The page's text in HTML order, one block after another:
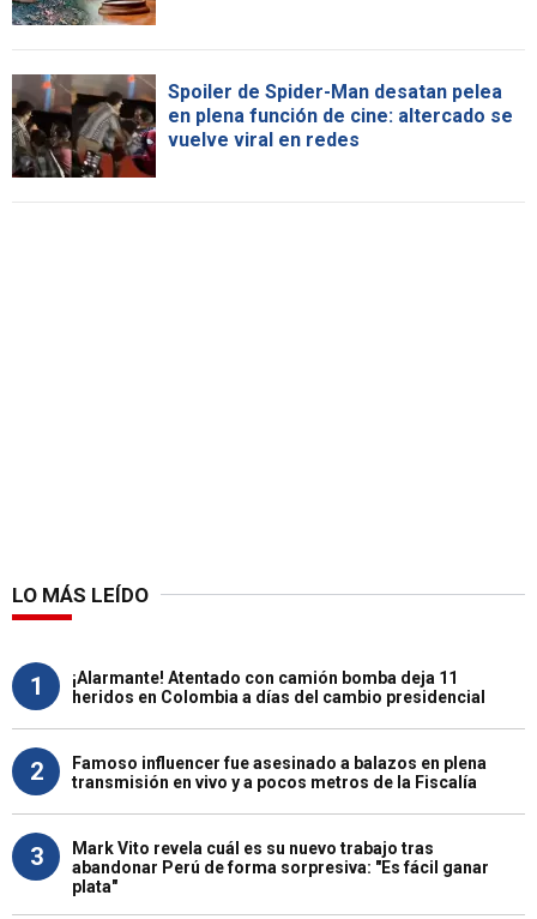
Spoiler de Spider-Man desatan pelea
en plena función de cine: altercado se
vuelve viral en redes
LO MÁS LEÍDO
1
¡Alarmante! Atentado con camión bomba deja 11
heridos en Colombia a días del cambio presidencial
2
Famoso influencer fue asesinado a balazos en plena
transmisión en vivo y a pocos metros de la Fiscalía
3
Mark Vito revela cuál es su nuevo trabajo tras
abandonar Perú de forma sorpresiva: "Es fácil ganar
plata"